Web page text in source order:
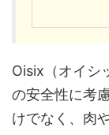
Oisix（オイシ
の安全性に考
けでなく、肉